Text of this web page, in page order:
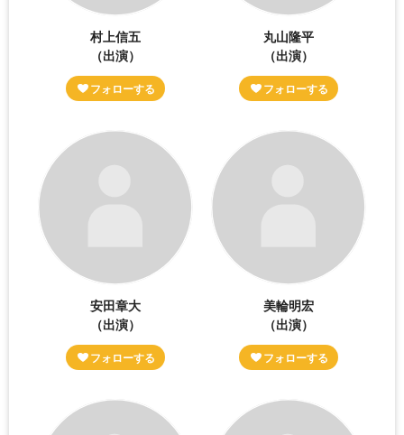
村上信五
（出演）
丸山隆平
（出演）
安田章大
（出演）
美輪明宏
（出演）